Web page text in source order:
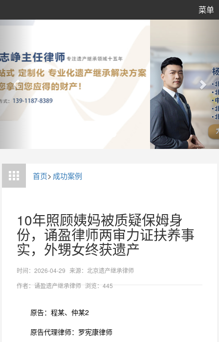
菜单
首页> 成功案例
10年照顾姨妈被质疑保姆身
份，诵盈律师两审力证扶养事
实，外甥女终获遗产
时间：2026-04-29 来源：北京遗产继承律师
作者：诵盈遗产继承律师 浏览：445
原告：程某、仲某2
原告代理律师：罗宪康律师